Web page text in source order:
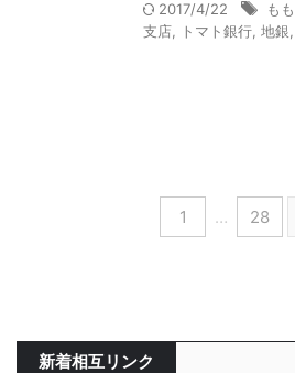
2017/4/22 も
支店
トマト銀行 地銀
1 … 28
新着相互リンク